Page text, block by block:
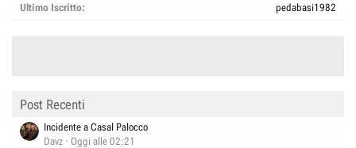
Ultimo Iscritto
pedabasi1982
Post Recenti
Incidente a Casal Palocco
Davz
Oggi alle 02:21